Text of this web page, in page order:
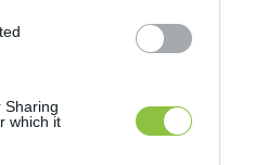
Sharing
which it
biztosított lesz.